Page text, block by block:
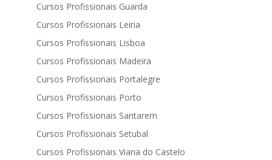
Cursos Profissionais Guarda
Cursos Profissionais Leiria
Cursos Profissionais Lisboa
Cursos Profissionais Madeira
Cursos Profissionais Portalegre
Cursos Profissionais Porto
Cursos Profissionais Santarem
Cursos Profissionais Setubal
Cursos Profissionais Viana do Castelo